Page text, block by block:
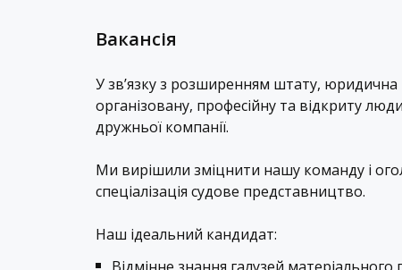
Вакансія
У зв’язку з розширенням штату, юридична
організовану, професійну та відкриту
дружньої компанії.
Ми вирішили зміцнити нашу команду і
спеціалізація судове представництво.
Наш ідеальний кандидат: